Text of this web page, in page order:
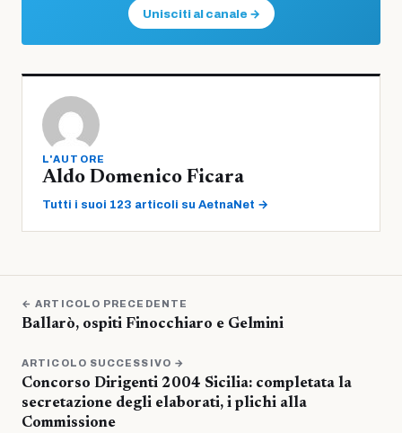
Unisciti al canale →
L'AUTORE
Aldo Domenico Ficara
Tutti i suoi 123 articoli su AetnaNet →
← ARTICOLO PRECEDENTE
Ballarò, ospiti Finocchiaro e Gelmini
ARTICOLO SUCCESSIVO →
Concorso Dirigenti 2004 Sicilia: completata la
secretazione degli elaborati, i plichi alla
Commissione